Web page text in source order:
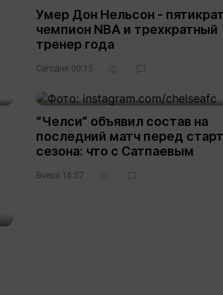
Умер Дон Нельсон -
чемпион NBA и трехкратный
тренер года
Сегодня 00:15
“Челси“ объявил состав на
последний матч перед
сезона: что с Сатпаевым
Вчера 16:57